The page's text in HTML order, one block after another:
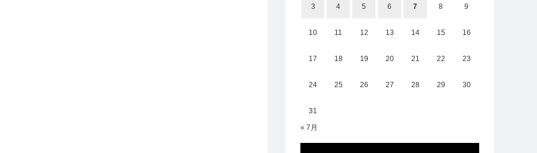
3 4 5 6 7 8 9
10 11 12 13 14 15 16
17 18 19 20 21 22 23
24 25 26 27 28 29 30
31
« 7月